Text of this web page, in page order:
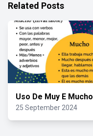
Related Posts
Uso De Muy E Mucho
25 September 2024